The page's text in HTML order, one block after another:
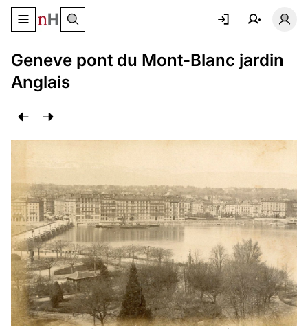
Basculer le menu de navigation
Geneve pont du Mont-Blanc jardin
Anglais